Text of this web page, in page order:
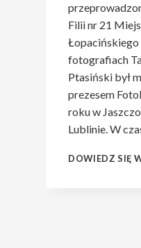
Filii nr 21
Łopacińskiego
fotografiach
Ptasiński był
prezesem
roku w
Lublinie. W
DOWIEDZ SIĘ